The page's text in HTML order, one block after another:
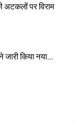
अटकलों पर विराम
जारी किया नया…